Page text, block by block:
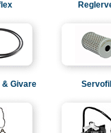
Givare